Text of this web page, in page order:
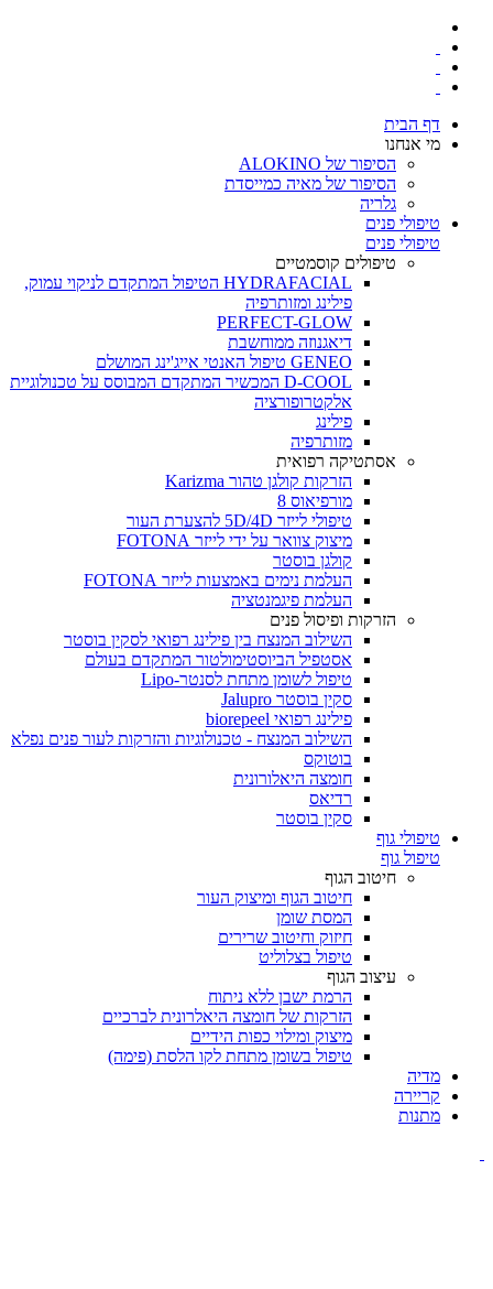
דף הבית
מי אנחנו
הסיפור של ALOKINO
הסיפור של מאיה כמייסדת
גלריה
טיפולי פנים
טיפולי פנים
טיפולים קוסמטיים
HYDRAFACIAL הטיפול המתקדם לניקוי עמוק,
פילינג ומזותרפיה
PERFECT-GLOW
דיאגנוזה ממוחשבת
GENEO טיפול האנטי אייג'ינג המושלם
D-COOL המכשיר המתקדם המבוסס על טכנולוגיית
אלקטרופורציה
פילינג
מזותרפיה
אסתטיקה רפואית
הזרקות קולגן טהור Karizma
מורפיאוס 8
טיפולי לייזר 5D/4D להצערת העור
מיצוק צוואר על ידי לייזר FOTONA
קולגן בוסטר
העלמת נימים באמצעות לייזר FOTONA
העלמת פיגמנטציה
הזרקות ופיסול פנים
השילוב המנצח בין פילינג רפואי לסקין בוסטר
אסטפיל הביוסטימולטור המתקדם בעולם
טיפול לשומן מתחת לסנטר-Lipo
סקין בוסטר Jalupro
פילינג רפואי biorepeel
השילוב המנצח - טכנולוגיות והזרקות לעור פנים נפלא
בוטוקס
חומצה היאלורונית
רדיאס
סקין בוסטר
טיפולי גוף
טיפול גוף
חיטוב הגוף
חיטוב הגוף ומיצוק העור
המסת שומן
חיזוק וחיטוב שרירים
טיפול בצלוליט
עיצוב הגוף
הרמת ישבן ללא ניתוח
הזרקות של חומצה היאלרונית לברכיים
מיצוק ומילוי כפות הידיים
טיפול בשומן מתחת לקו הלסת (פימה)
מדיה
קריירה
מתנות